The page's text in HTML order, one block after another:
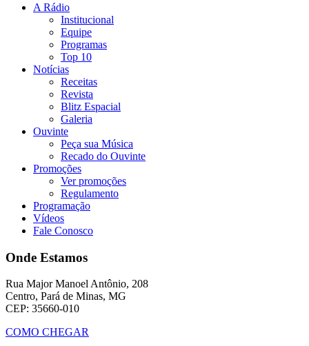
A Rádio
Institucional
Equipe
Programas
Top 10
Notícias
Receitas
Revista
Blitz Espacial
Galeria
Ouvinte
Peça sua Música
Recado do Ouvinte
Promoções
Ver promoções
Regulamento
Programação
Vídeos
Fale Conosco
Onde Estamos
Rua Major Manoel Antônio, 208
Centro, Pará de Minas, MG
CEP: 35660-010
COMO CHEGAR